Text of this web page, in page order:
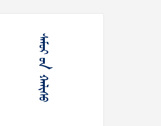
ᠰᠠᠮᠤᠷ ᠤᠨ ᠬᠠᠯᠢᠰᠤ